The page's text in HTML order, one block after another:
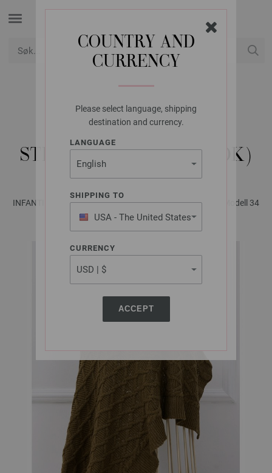
COUNTRY AND
CURRENCY
Please select language, shipping
destination and currency.
LANGUAGE
SHIPPING TO
USA - The United States
of America
CURRENCY
ACCEPT
LANA GROSSA
PLAID ELASTICO -
STRIKKEOPPSKRIFT (DK)
INFANTI No. 20 - Magasin (DE) + Strikkeopskrifter (DK) | Modell 34